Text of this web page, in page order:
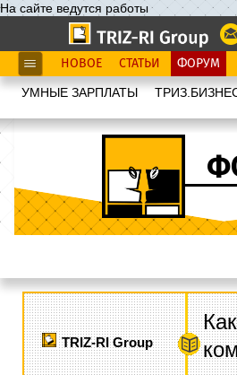
На сайте ведутся работы
НОВОЕ СТАТЬИ ФОРУМ
УМНЫЕ ЗАРПЛАТЫ
TRIZ-RI Group